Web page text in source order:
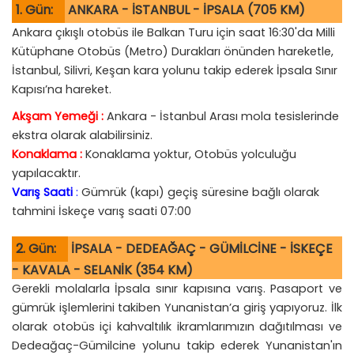
1. Gün: ANKARA - İSTANBUL - İPSALA (705 KM)
Ankara çıkışlı otobüs ile Balkan Turu için saat 16:30'da Milli
Kütüphane Otobüs (Metro) Durakları önünden hareketle,
İstanbul, Silivri, Keşan kara yolunu takip ederek İpsala Sınır
Kapısı’na hareket.
Akşam Yemeği : Ankara - İstanbul Arası mola tesislerinde
ekstra olarak alabilirsiniz.
Konaklama : Konaklama yoktur, Otobüs yolculuğu
yapılacaktır.
Varış Saati : Gümrük (kapı) geçiş süresine bağlı olarak
tahmini İskeçe varış saati 07:00
2. Gün:
İPSALA - DEDEAĞAÇ - GÜMİLCİNE - İSKEÇE
- KAVALA - SELANİK (354 KM)
Gerekli molalarla İpsala sınır kapısına varış. Pasaport ve
gümrük işlemlerini takiben Yunanistan’a giriş yapıyoruz. İlk
olarak otobüs içi kahvaltılık ikramlarımızın dağıtılması ve
Dedeağaç-Gümilcine yolunu takip ederek Yunanistan'ın